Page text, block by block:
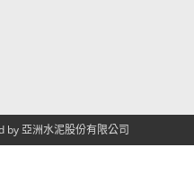
亞洲水泥股份有限公司